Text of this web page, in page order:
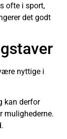
ofte i sport,
det godt
nyttige i
kan derfor
mulighederne.